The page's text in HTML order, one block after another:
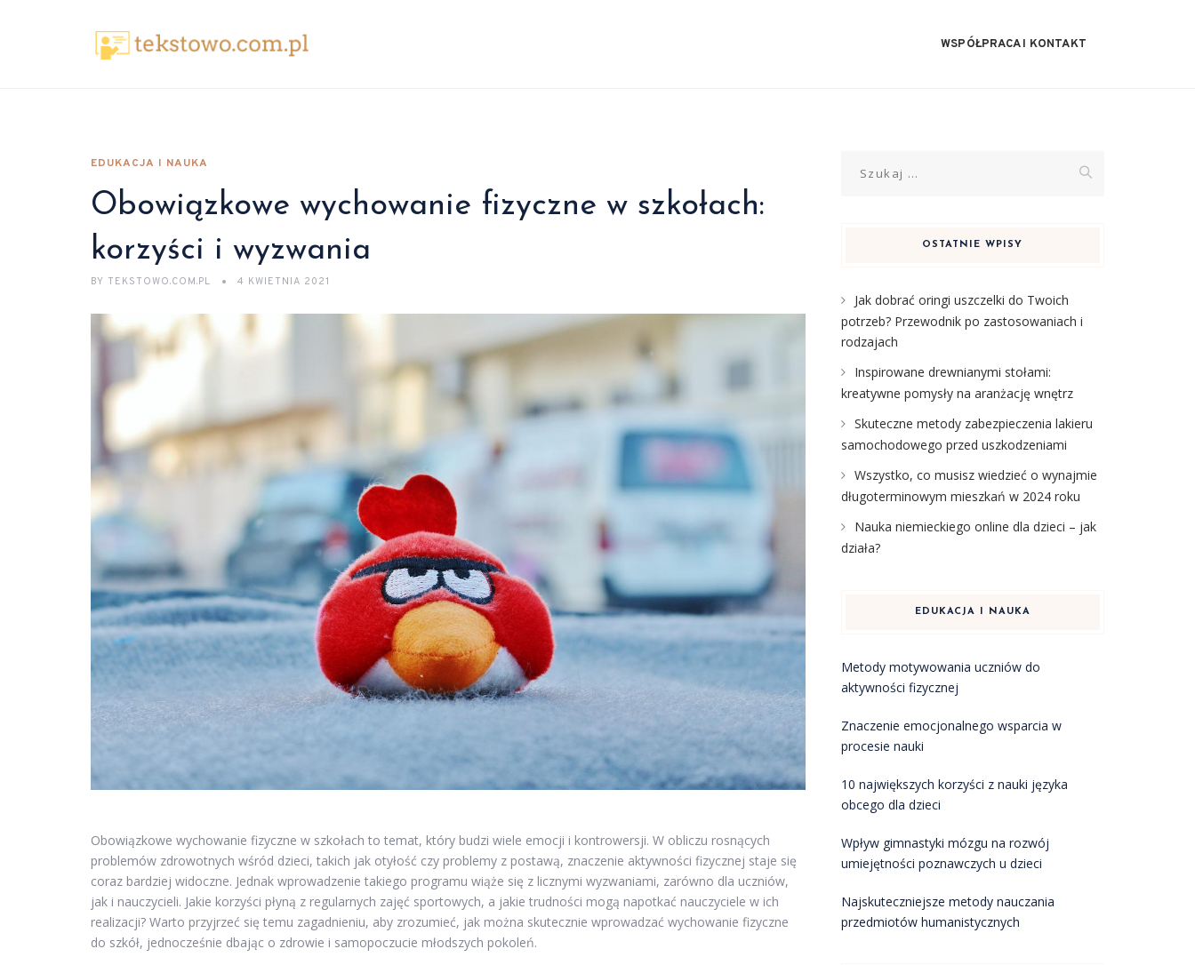
WSPÓŁPRACA I KONTAKT
EDUKACJA I NAUKA
Obowiązkowe wychowanie fizyczne w szkołach:
korzyści i wyzwania
BY TEKSTOWO.COM.PL 4 KWIETNIA 2021
Obowiązkowe wychowanie fizyczne w szkołach to temat, który budzi wiele emocji i kontrowersji. W obliczu rosnących
problemów zdrowotnych wśród dzieci, takich jak otyłość czy problemy z postawą, znaczenie aktywności fizycznej staje się
coraz bardziej widoczne. Jednak wprowadzenie takiego programu wiąże się z licznymi wyzwaniami, zarówno dla uczniów,
jak i nauczycieli. Jakie korzyści płyną z regularnych zajęć sportowych, a jakie trudności mogą napotkać nauczyciele w ich
realizacji? Warto przyjrzeć się temu zagadnieniu, aby zrozumieć, jak można skutecznie wprowadzać wychowanie fizyczne
do szkół, jednocześnie dbając o zdrowie i samopoczucie młodszych pokoleń.
OSTATNIE WPISY
Jak dobrać oringi uszczelki do Twoich
potrzeb? Przewodnik po zastosowaniach i
rodzajach
Inspirowane drewnianymi stołami:
kreatywne pomysły na aranżację wnętrz
Skuteczne metody zabezpieczenia lakieru
samochodowego przed uszkodzeniami
Wszystko, co musisz wiedzieć o wynajmie
długoterminowym mieszkań w 2024 roku
Nauka niemieckiego online dla dzieci – jak
działa?
EDUKACJA I NAUKA
Metody motywowania uczniów do
aktywności fizycznej
Znaczenie emocjonalnego wsparcia w
procesie nauki
10 największych korzyści z nauki języka
obcego dla dzieci
Wpływ gimnastyki mózgu na rozwój
umiejętności poznawczych u dzieci
Najskuteczniejsze metody nauczania
przedmiotów humanistycznych